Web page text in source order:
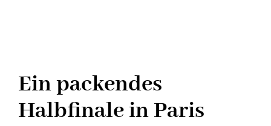
Ein packendes
Halbfinale in Paris